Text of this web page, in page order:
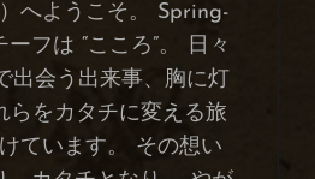
へようこそ。 Spring-
フは “こころ”。 日々
出会う出来事、胸に灯
をカタチに変える旅
ています。 その想い